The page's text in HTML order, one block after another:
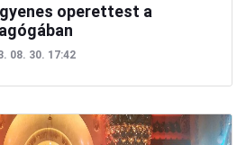
operettest a
08. 30. 17:42